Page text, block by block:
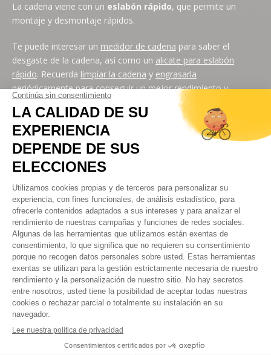
La cadena viene con un eslabón rápido, que permite un
montaje y desmontaje rápidos.
Te puede interesar un medidor de cadena para saber el
desgaste de la cadena, así como un alicate para eslabón
rápido. Recuerda limpiar la cadena y engrasarla
periódicamente para conseguir un mejor rendimiento y
aumentar su durabilidad.
CADENA DE BICICLETA M-WAVE DE 9V Y 116
ESLABONES
La cadena tiene 116 eslabones con un paso de 1/2 pulgada.
• Ancho: 6,6 mm
• Longitud: 11/128"
La cadena está fabricada en acero y permite un pedaleo
suave. Es adecuado para bicicletas de carretera, urbanas y de
montaña. M-Wave ofrece lacadena de 10V
CARACTERÍSTICAS